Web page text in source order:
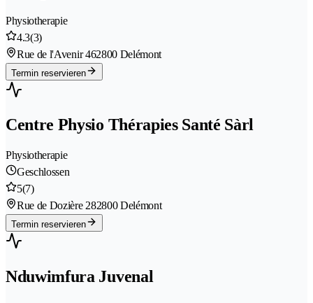
Physiotherapie
4.3(3)
Rue de l'Avenir 462800 Delémont
Termin reservieren
Centre Physio Thérapies Santé Sàrl
Physiotherapie
Geschlossen
5(7)
Rue de Dozière 282800 Delémont
Termin reservieren
Nduwimfura Juvenal